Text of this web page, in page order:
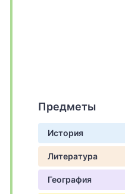
Предметы
История
Литература
География